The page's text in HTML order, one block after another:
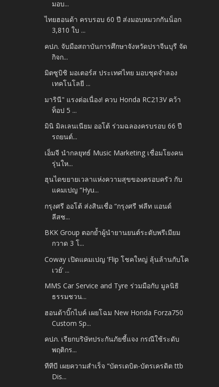
มอบ...
ไทยฮอนด้า ครบรอบ 60 ปี ส่งมอบหมวกกันน็อก
3,810 ใบ ...
คปภ. จับมือสถาบันการศึกษาจังหวัดปราจีนบุรี จัด
กิจก...
มิตซูบิชิ มอเตอร์ส ประเทศไทย มอบชุดจำลอง
เทคโนโลยี ...
มารินี" แรงต่อเนื่อง! ควบ Honda RC213V คว้า
ท็อป 5 ...
มินิ มิลเลนเนียม ออโต้ ร่วมฉลองครบรอบ 66 ปี
รถยนต์...
เอ็มจี นำกลยุทธ์ Music Marketing เชื่อมโยงคน
รุ่นให...
ฮุนไดขยายเวลาแห่งความสุขของครอบครัว กับ
แคมเปญ “Hyu...
กรุงศรี ออโต้ ส่งสินเชื่อ “กรุงศรี ฟลีท แอนด์
ลีสซ...
BKK Group ตอกย้ำผู้นำยานยนต์ระดับพรีเมียม
กวาด 3 โ...
Coway เปิดแคมเปญ ‘Flip โชคใหญ่ ลุ้นล้านกับโค
เวย์’ ...
MMS Car Service and Tyre ร่วมมือกับ มูลนิธิ
ธรรมชวน...
ฮอนด้าบิ๊กไบค์ เผยโฉม New Honda Forza750
Custom Sp...
คปภ. เรียกบริษัทประกันภัยชี้แจง กรณีใช้ระดับ
พฤติกร...
ทีทีบี เผยความสำเร็จ “บัตรเดบิต-บัตรเครดิต ttb
Dis...